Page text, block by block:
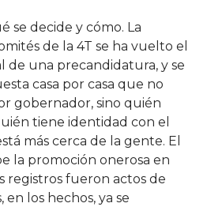
se decide y cómo. La
de la 4T se ha vuelto el
una precandidatura, y se
casa por casa que no
gobernador, sino quién
tiene identidad con el
más cerca de la gente. El
la promoción onerosa en
registros fueron actos de
los hechos, ya se